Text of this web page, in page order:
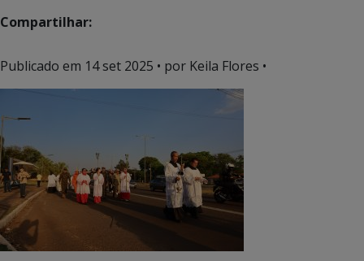
Compartilhar:
Publicado em 14 set 2025 • por Keila Flores •